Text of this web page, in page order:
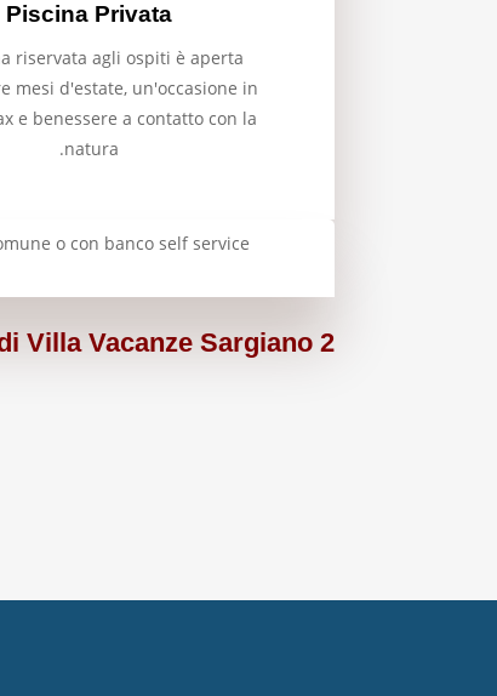
Piscina Privata
riservata agli ospiti è aperta
mesi d'estate, un'occasione in
e benessere a contatto con la
natura.
o con banco self service
Villa Vacanze Sargiano 2